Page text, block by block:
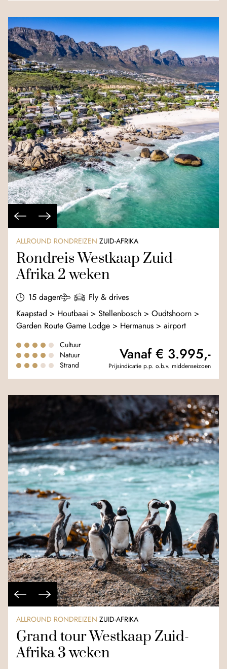
ALLROUND RONDREIZEN ZUID-AFRIKA
Rondreis Westkaap Zuid-
Afrika 2 weken
15 dagen
Fly & drives
Kaapstad > Houtbaai > Stellenbosch > Oudtshoorn >
Garden Route Game Lodge > Hermanus > airport
Cultuur
Natuur
Strand
Vanaf € 3.995,-
Prijsindicatie p.p. o.b.v. middenseizoen
ALLROUND RONDREIZEN ZUID-AFRIKA
Grand tour Westkaap Zuid-
Afrika 3 weken